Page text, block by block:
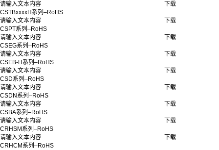
请输入文本内容
CSTBxxxxH系列–RoHS
下载
请输入文本内容
CSPT系列–RoHS
下载
请输入文本内容
CSEG系列–RoHS
下载
请输入文本内容
CSEB-H系列–RoHS
下载
请输入文本内容
CSD系列–RoHS
下载
请输入文本内容
CSDN系列–RoHS
下载
请输入文本内容
CSBA系列–RoHS
下载
请输入文本内容
CRHSM系列–RoHS
下载
请输入文本内容
CRHCM系列–RoHS
下载